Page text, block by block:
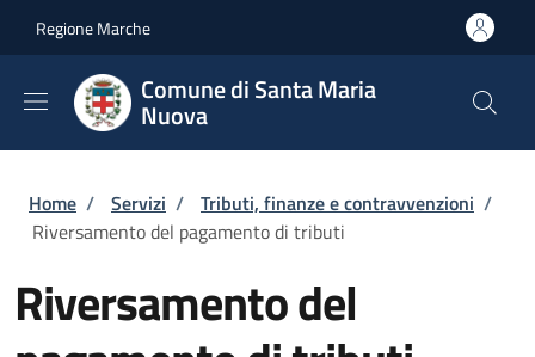
Regione Marche
Comune di Santa Maria
Nuova
Briciole di pane
Home / Servizi / Tributi, finanze e contravvenzioni /
Riversamento del pagamento di tributi
Riversamento del